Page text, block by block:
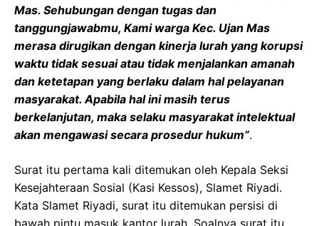
Mas. Sehubungan dengan tugas dan
tanggungjawabmu, Kami warga Kec. Ujan Mas
merasa dirugikan dengan kinerja lurah yang korupsi
waktu tidak sesuai atau tidak menjalankan amanah
dan ketetapan yang berlaku dalam hal pelayanan
masyarakat. Apabila hal ini masih terus
berkelanjutan, maka selaku masyarakat intelektual
akan mengawasi secara prosedur hukum”.
Surat itu pertama kali ditemukan oleh Kepala Seksi
Kesejahteraan Sosial (Kasi Kessos), Slamet Riyadi.
Kata Slamet Riyadi, surat itu ditemukan persisi di
bawah pintu masuk kantor lurah. Soalnya surat itu